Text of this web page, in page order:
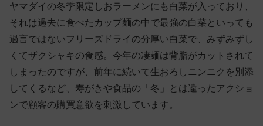
ヤマダイの冬季限定しおラーメンにも白菜が入っており、
それは過去に食べたカップ麺の中で最強の白菜といっても
過言ではないフリーズドライの分厚い白菜で、みずみずし
くてザクシャキの食感。今年の凄麺は背脂がカットされて
しまったのですが、前年に続いて生おろしニンニクを別添
してくるなど、寿がきや食品の「冬」とは違ったアクショ
ンで顧客の購買意欲を刺激しています。